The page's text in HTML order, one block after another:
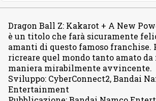
Dragon Ball Z: Kakarot + A New
è un titolo che farà sicuramente
amanti di questo famoso franchise.
ricreare quel mondo tanto amato
maniera mirabilmente avvincente.
Sviluppo: CyberConnect2, Bandai
Entertainment